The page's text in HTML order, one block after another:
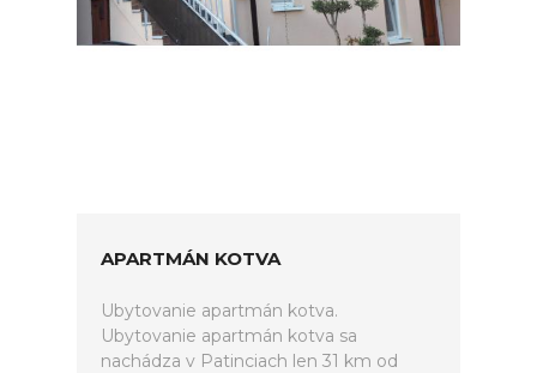
APARTMÁN KOTVA
Ubytovanie apartmán kotva.
Ubytovanie apartmán kotva sa
nachádza v Patinciach len 31 km od